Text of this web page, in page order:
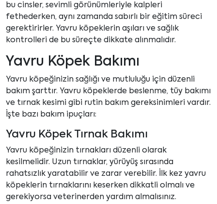
bu cinsler, sevimli görünümleriyle kalpleri
fethederken, aynı zamanda sabırlı bir eğitim süreci
gerektirirler. Yavru köpeklerin aşıları ve sağlık
kontrolleri de bu süreçte dikkate alınmalıdır.
Yavru Köpek Bakımı
Yavru köpeğinizin sağlığı ve mutluluğu için düzenli
bakım şarttır. Yavru köpeklerde beslenme, tüy bakımı
ve tırnak kesimi gibi rutin bakım gereksinimleri vardır.
İşte bazı bakım ipuçları:
Yavru Köpek Tırnak Bakımı
Yavru köpeğinizin tırnakları düzenli olarak
kesilmelidir. Uzun tırnaklar, yürüyüş sırasında
rahatsızlık yaratabilir ve zarar verebilir. İlk kez yavru
köpeklerin tırnaklarını keserken dikkatli olmalı ve
gerekiyorsa veterinerden yardım almalısınız.